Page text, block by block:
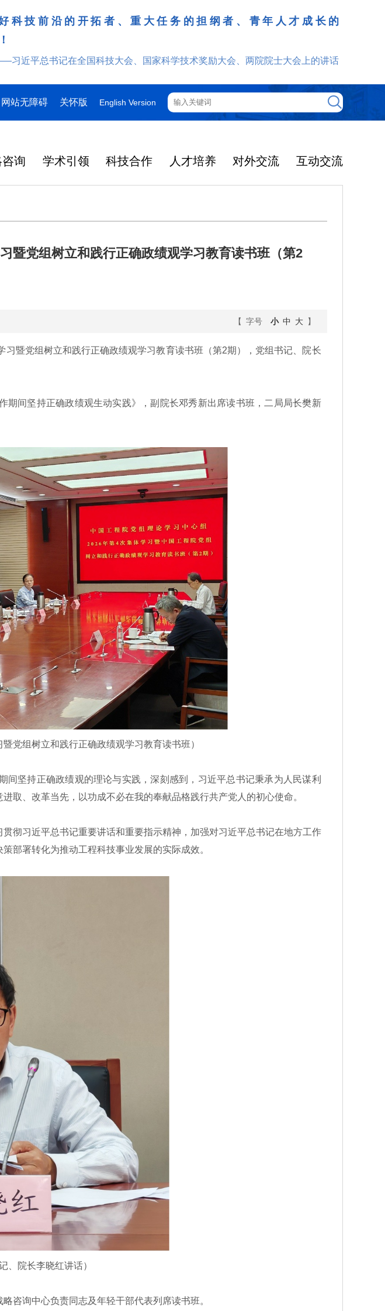
科技前沿的开拓者、重大任务的担纲者、青年人才成长的
习近平总书记在全国科技大会、国家科学技术奖励大会、两院院士大会上的讲话
网站无障碍 关怀版 English Version
询 学术引领 科技合作 人才培养 对外交流 互动交流
暨党组树立和践行正确政绩观学习教育读书班（第2
【 字号 小 中 大】
党组树立和践行正确政绩观学习教育读书班（第2期），党组书记、院长
间坚持正确政绩观生动实践》，副院长邓秀新出席读书班，二局局长樊新
党组树立和践行正确政绩观学习教育读书班）
坚持正确政绩观的理论与实践，深刻感到，习近平总书记秉承为人民谋利
取、改革当先，以功成不必在我的奉献品格践行共产党人的初心使命。
习近平总书记重要讲话和重要指示精神，加强对习近平总书记在地方工作
部署转化为推动工程科技事业发展的实际成效。
、院长李晓红讲话）
询中心负责同志及年轻干部代表列席读书班。